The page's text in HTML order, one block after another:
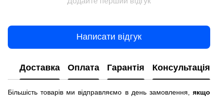
Написати відгук
Доставка Оплата Гарантія Консультація
Більшість товарів ми відправляємо в день замовлення, якщо